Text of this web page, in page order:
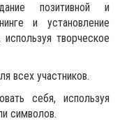
позитивной и
и установление
творческое
всех участников.
себя, используя
символов.